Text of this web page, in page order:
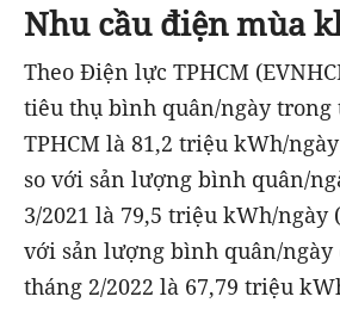
Nhu cầu điện mùa
Theo Điện lực TPHCM
tiêu thụ bình quân/ngày trong
TPHCM là 81,2 triệu kWh/
so với sản lượng bình quân/
3/2021 là 79,5 triệu kWh/ngày
với sản lượng bình quân/ngày
tháng 2/2022 là 67,79 triệu